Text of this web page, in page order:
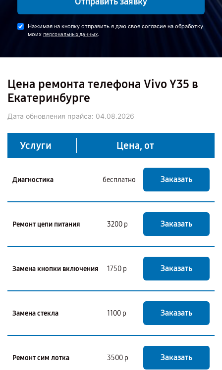
Нажимая на кнопку отправить я даю свое согласие на обработку
моих персональных данных.
Цена ремонта телефона Vivo Y35 в
Екатеринбурге
Дата обновления прайса: 04.08.2026
Услуги Цена, от
Диагностика бесплатно Заказать
Ремонт цепи питания 3200 р Заказать
Замена кнопки включения 1750 р Заказать
Замена стекла 1100 р Заказать
Ремонт сим лотка 3500 р Заказать